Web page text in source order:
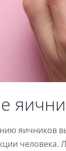
яичников
человека.